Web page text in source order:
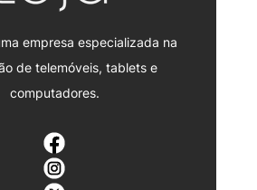
empresa especializada na
de telemóveis, tablets e
computadores.